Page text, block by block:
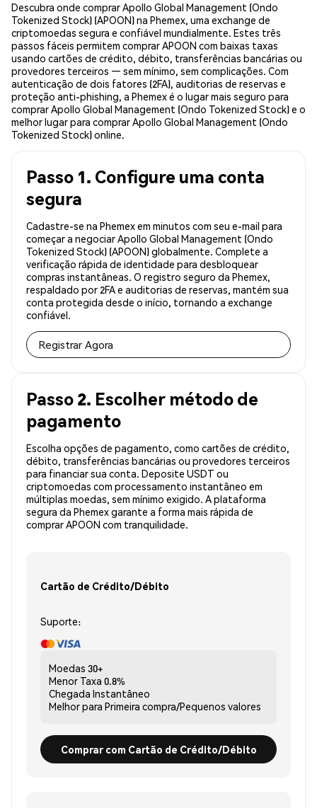
Descubra onde comprar Apollo Global Management (Ondo
Tokenized Stock) (APOON) na Phemex, uma exchange de
criptomoedas segura e confiável mundialmente. Estes três
passos fáceis permitem comprar APOON com baixas taxas
usando cartões de crédito, débito, transferências bancárias ou
provedores terceiros — sem mínimo, sem complicações. Com
autenticação de dois fatores (2FA), auditorias de reservas e
proteção anti-phishing, a Phemex é o lugar mais seguro para
comprar Apollo Global Management (Ondo Tokenized Stock) e o
melhor lugar para comprar Apollo Global Management (Ondo
Tokenized Stock) online.
Passo 1. Configure uma conta
segura
Cadastre-se na Phemex em minutos com seu e-mail para
começar a negociar Apollo Global Management (Ondo
Tokenized Stock) (APOON) globalmente. Complete a
verificação rápida de identidade para desbloquear
compras instantâneas. O registro seguro da Phemex,
respaldado por 2FA e auditorias de reservas, mantém sua
conta protegida desde o início, tornando a exchange
confiável.
Registrar Agora
Passo 2. Escolher método de
pagamento
Escolha opções de pagamento, como cartões de crédito,
débito, transferências bancárias ou provedores terceiros
para financiar sua conta. Deposite USDT ou
criptomoedas com processamento instantâneo em
múltiplas moedas, sem mínimo exigido. A plataforma
segura da Phemex garante a forma mais rápida de
comprar APOON com tranquilidade.
Cartão de Crédito/Débito
Suporte:
Moedas 30+
Menor Taxa 0.8%
Chegada Instantâneo
Melhor para Primeira compra/Pequenos valores
Comprar com Cartão de Crédito/Débito